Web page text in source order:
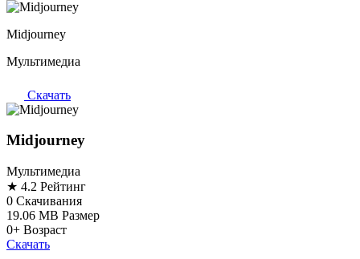
Midjourney
Мультимедиа
Скачать
Midjourney
Мультимедиа
★ 4.2 Рейтинг
0 Скачивания
19.06 MB Размер
0+ Возраст
Скачать